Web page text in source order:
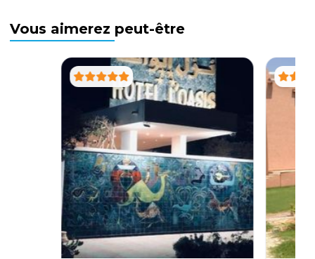
Vous aimerez peut-être